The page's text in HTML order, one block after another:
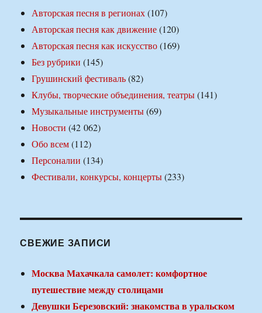
Авторская песня в регионах(107)
Авторская песня как движение(120)
Авторская песня как искусство(169)
Без рубрики (145)
Грушинский фестиваль(82)
Клубы, творческие объединения, театры(141)
Музыкальные инструменты(69)
Новости (42 062)
Обо всем(112)
Персоналии (134)
Фестивали, конкурсы, концерты(233)
СВЕЖИЕ ЗАПИСИ
Москва Махачкала самолет: комфортное
путешествие между столицами
Девушки Березовский: знакомства в уральском